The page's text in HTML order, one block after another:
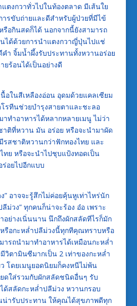
ตงกวาทั่วไปในท้องตลาด มีเส้นใย
ารขับถ่ายและดีสำหรับผู้ป่วยที่มีไข้
อกินสดก็ได้ นอกจากนี้ยังสามารถ
ได้ด้วยการนำแตงกวาญี่ปุ่นไปแช่
ำ จิ้มน้ำผึ้งรับประทานทั้งหวานอร่อย
ร้อนได้เป็นอย่างดี
อในสีเหลืองอ่อน อุดมด้วยแคลเซียม
รทีนช่วยบำรุงสายตาและชะลอ
ทำอาหารได้หลากหลายเมนู ไม่ว่า
าติที่หวาน มัน อร่อย หรือจะนำมาผัด
รสชาติหวานกว่าฟักทองไทย และ
ทย หรือจะนำไปชุบแป้งทอดเป็น
ร่อยไปอีกแบบ
” อาจจะรู้สึกไม่ค่อยคุ้นหูเท่าไหร่นัก
ม่วง” ทุกคนก็น่าจะร้อง อ๋อ เพราะ
อย่างเนิ่นนาน นึกถึงผักสลัดทีไรก็มัก
รือกะหล่ำปลีม่วงนี้ทุกทีคุณทราบหรือ
ารถนำมาทำอาหารได้เหมือนกะหล่ำ
วิตามินซีมากเป็น 2 เท่าของกะหล่ำ
โดยเมนูยอดนิยมก็คงหนีไม่พ้น
ดใส่รวมกับผักสลัดชนิดอื่นๆ รับ
ด้สลัดกะหล่ำปลีม่วง หวานกรอบ
น่ารับประทาน ให้คุณได้สุขภาพดีทุก